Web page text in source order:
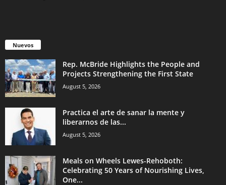
Nuevos
Rep. McBride Highlights the People and
Projects Strengthening the First State
August 5, 2026
Practica el arte de sanar la mente y
liberarnos de las...
August 5, 2026
Meals on Wheels Lewes-Rehoboth:
Celebrating 50 Years of Nourishing Lives,
One...